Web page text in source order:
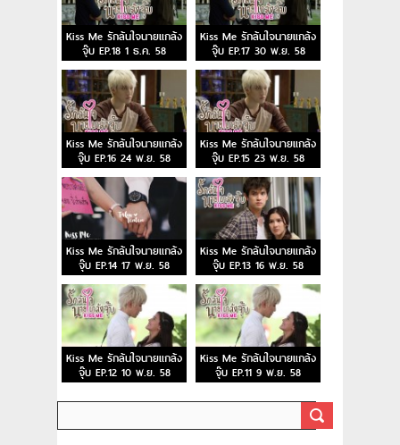
Kiss Me รักล้นใจนายแกล้ง
จุ๊บ EP.18 1 ธ.ค. 58
Kiss Me รักล้นใจนายแกล้ง
จุ๊บ EP.17 30 พ.ย. 58
Kiss Me รักล้นใจนายแกล้ง
จุ๊บ EP.16 24 พ.ย. 58
Kiss Me รักล้นใจนายแกล้ง
จุ๊บ EP.15 23 พ.ย. 58
Kiss Me รักล้นใจนายแกล้ง
จุ๊บ EP.14 17 พ.ย. 58
Kiss Me รักล้นใจนายแกล้ง
จุ๊บ EP.13 16 พ.ย. 58
Kiss Me รักล้นใจนายแกล้ง
จุ๊บ EP.12 10 พ.ย. 58
Kiss Me รักล้นใจนายแกล้ง
จุ๊บ EP.11 9 พ.ย. 58